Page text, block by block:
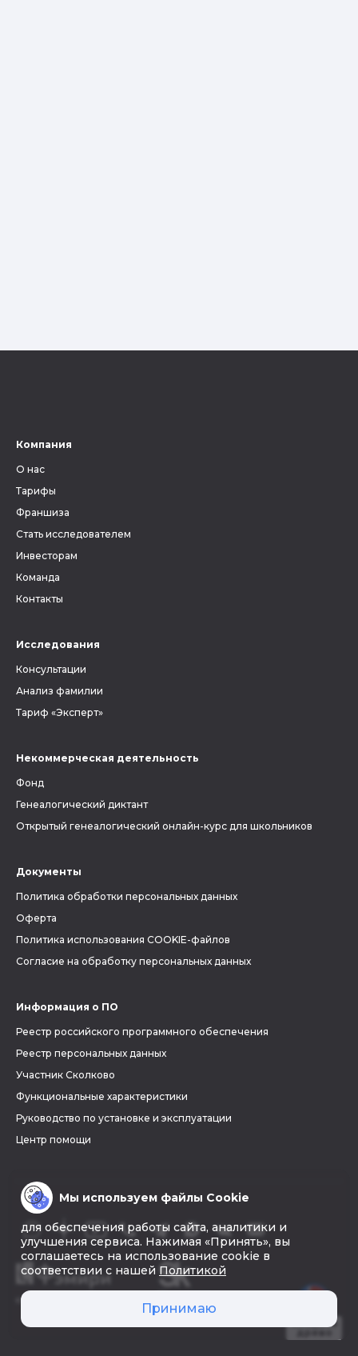
Компания
О нас
Тарифы
Франшиза
Стать исследователем
Инвесторам
Команда
Контакты
Исследования
Консультации
Анализ фамилии
Тариф «Эксперт»
Некоммерческая деятельность
Фонд
Генеалогический диктант
Открытый генеалогический онлайн-курс для школьников
Документы
Политика обработки персональных данных
Оферта
Политика использования COOKIE-файлов
Согласие на обработку персональных данных
Информация о ПО
Реестр российского программного обеспечения
Реестр персональных данных
Участник Сколково
Функциональные характеристики
Руководство по установке и эксплуатации
Центр помощи
© 2026 «Фэмири»
Мы используем файлы Cookie
для обеспечения работы сайта, аналитики и
улучшения сервиса. Нажимая «Принять», вы
соглашаетесь на использование cookie в
соответствии с нашей Политикой
Принимаю
Создать